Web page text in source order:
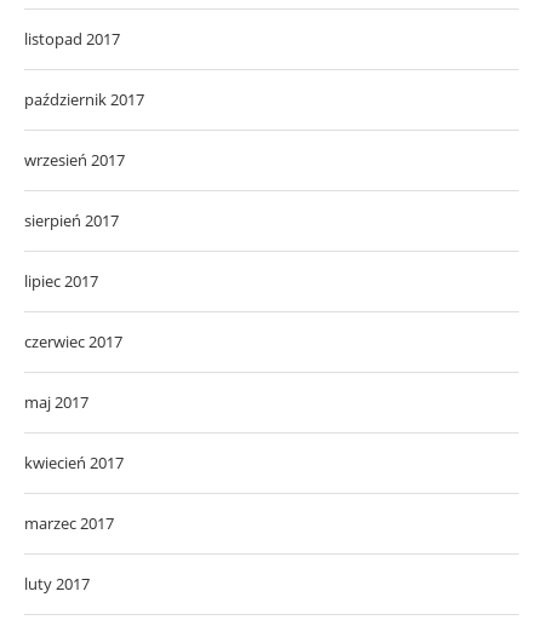
listopad 2017
październik 2017
wrzesień 2017
sierpień 2017
lipiec 2017
czerwiec 2017
maj 2017
kwiecień 2017
marzec 2017
luty 2017